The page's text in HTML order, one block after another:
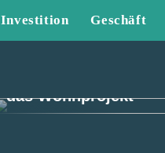
Investition Geschäft
das Wohnprojekt